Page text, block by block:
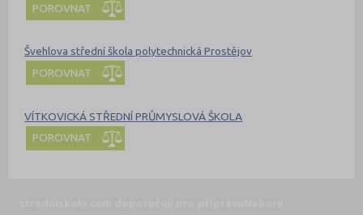
POROVNAT
Švehlova střední škola polytechnická Prostějov
POROVNAT
VÍTKOVICKÁ STŘEDNÍ PRŮMYSLOVÁ ŠKOLA
POROVNAT